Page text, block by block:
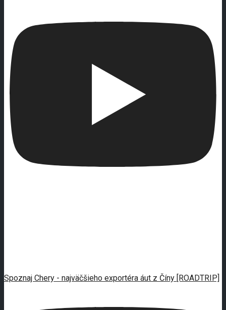
Spoznaj Chery - najväčšieho exportéra áut z Číny [ROADTRIP]